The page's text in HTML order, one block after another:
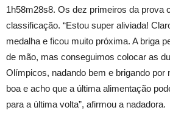
1h58m28s8. Os dez primeiros da prova
classificação. “Estou super aliviada!
medalha e ficou muito próxima. A briga
de mão, mas conseguimos colocar as
Olímpicos, nadando bem e brigando por
boa e acho que a última alimentação
para a última volta”, afirmou a nadadora.